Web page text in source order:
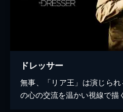
ドレッサー
無事、「リア王」は演じら
の心の交流を温かい視線で描